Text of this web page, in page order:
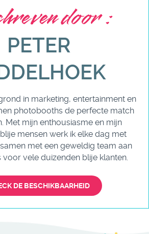
door :
PETER
in marketing, entertainment en
photobooths de perfecte match
Met mijn enthousiasme en mijn
mensen werk ik elke dag met
met een geweldig team aan
voor vele duizenden blije klanten.
DE BESCHIKBAARHEID